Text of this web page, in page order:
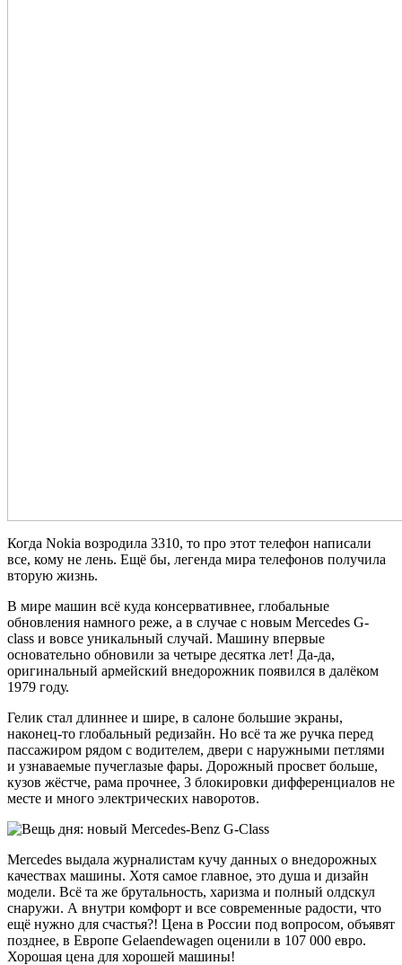
Когда Nokia возродила 3310, то про этот телефон написали
все, кому не лень. Ещё бы, легенда мира телефонов получила
вторую жизнь.
В мире машин всё куда консервативнее, глобальные
обновления намного реже, а в случае с новым Mercedes G-
class и вовсе уникальный случай. Машину впервые
основательно обновили за четыре десятка лет! Да-да,
оригинальный армейский внедорожник появился в далёком
1979 году.
Гелик стал длиннее и шире, в салоне большие экраны,
наконец-то глобальный редизайн. Но всё та же ручка перед
пассажиром рядом с водителем, двери с наружными петлями
и узнаваемые пучеглазые фары. Дорожный просвет больше,
кузов жёстче, рама прочнее, 3 блокировки дифференциалов не
месте и много электрических наворотов.
Mercedes выдала журналистам кучу данных о внедорожных
качествах машины. Хотя самое главное, это душа и дизайн
модели. Всё та же брутальность, харизма и полный олдскул
снаружи. А внутри комфорт и все современные радости, что
ещё нужно для счастья?! Цена в России под вопросом, объявят
позднее, в Европе Gelaendewagen оценили в 107 000 евро.
Хорошая цена для хорошей машины!